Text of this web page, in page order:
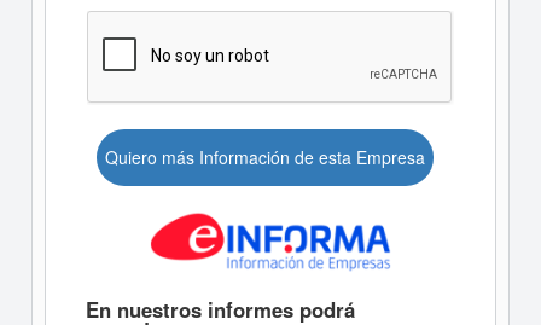
Quiero más Información de esta Empresa
En nuestros informes podrá